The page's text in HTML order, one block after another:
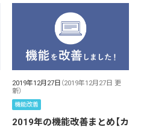
2019年12月27日 （2019年12月27日 更
新）
機能改善
2019年の機能改善まとめ【カ